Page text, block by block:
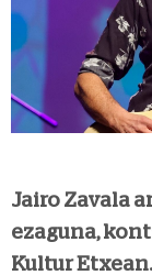
Jairo Zavala
ezaguna,
Kultur